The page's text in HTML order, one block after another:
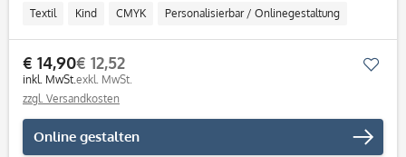
Textil Kind CMYK Personalisierbar / Onlinegestaltung
€ 14,90
inkl. MwSt.
€ 12,52
exkl. MwSt.
zzgl. Versandkosten
Online gestalten